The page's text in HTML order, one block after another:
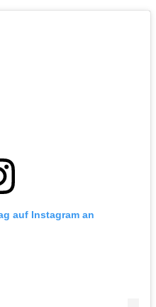
auf Instagram an